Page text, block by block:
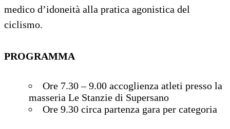
medico d’idoneità alla pratica agonistica del
ciclismo.
PROGRAMMA
Ore 7.30 – 9.00 accoglienza atleti presso la
masseria Le Stanzie di Supersano
Ore 9.30 circa partenza gara per categoria